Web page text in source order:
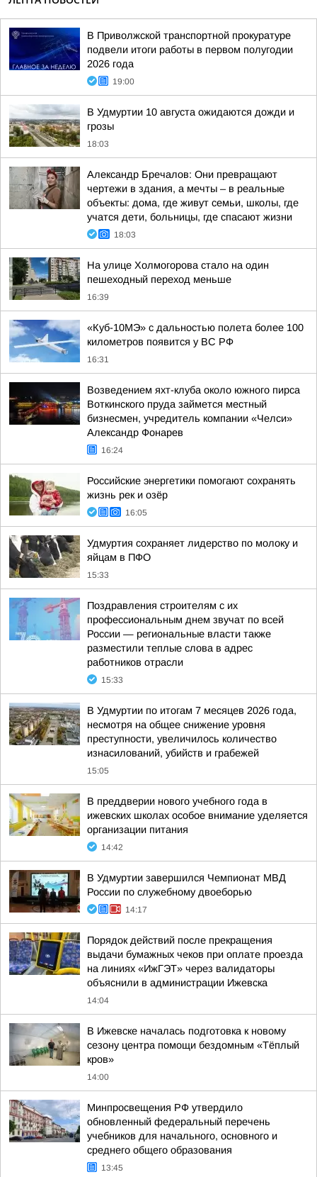
В Приволжской транспортной прокуратуре
подвели итоги работы в первом полугодии
2026 года
19:00
В Удмуртии 10 августа ожидаются дожди и
грозы
18:03
Александр Бречалов: Они превращают
чертежи в здания, а мечты – в реальные
объекты: дома, где живут семьи, школы, где
учатся дети, больницы, где спасают жизни
18:03
На улице Холмогорова стало на один
пешеходный переход меньше
16:39
«Куб-10МЭ» с дальностью полета более 100
километров появится у ВС РФ
16:31
Возведением яхт-клуба около южного пирса
Воткинского пруда займется местный
бизнесмен, учредитель компании «Челси»
Александр Фонарев
16:24
Российские энергетики помогают сохранять
жизнь рек и озёр
16:05
Удмуртия сохраняет лидерство по молоку и
яйцам в ПФО
15:33
Поздравления строителям с их
профессиональным днем звучат по всей
России — региональные власти также
разместили теплые слова в адрес
работников отрасли
15:33
В Удмуртии по итогам 7 месяцев 2026 года,
несмотря на общее снижение уровня
преступности, увеличилось количество
изнасилований, убийств и грабежей
15:05
В преддверии нового учебного года в
ижевских школах особое внимание уделяется
организации питания
14:42
В Удмуртии завершился Чемпионат МВД
России по служебному двоеборью
14:17
Порядок действий после прекращения
выдачи бумажных чеков при оплате проезда
на линиях «ИжГЭТ» через валидаторы
объяснили в администрации Ижевска
14:04
В Ижевске началась подготовка к новому
сезону центра помощи бездомным «Тёплый
кров»
14:00
Минпросвещения РФ утвердило
обновленный федеральный перечень
учебников для начального, основного и
среднего общего образования
13:45